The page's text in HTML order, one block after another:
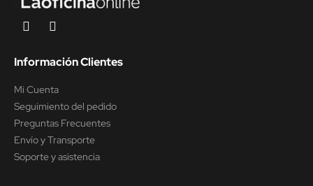
Información Clientes
Mi Cuenta
Seguimiento del pedido
Preguntas Frecuentes
Envío y Transporte
Soporte y asistencia